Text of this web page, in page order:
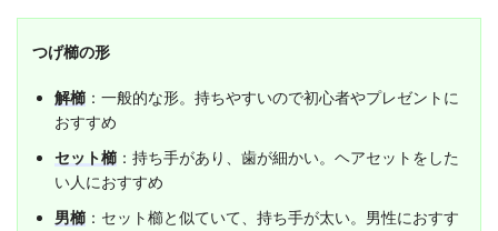
つげ櫛の形
解櫛：一般的な形。持ちやすいので初心者やプレゼントに
おすすめ
セット櫛：持ち手があり、歯が細かい。ヘアセットをした
い人におすすめ
男櫛：セット櫛と似ていて、持ち手が太い。男性におすす